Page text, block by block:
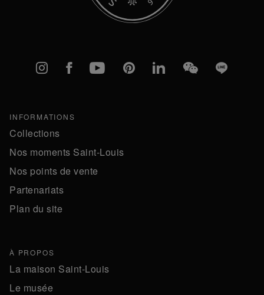
Instagram
FacebookYouTubePinterestlinkedInWeChatLine
INFORMATIONS
Collections
Nos moments Saint-Louis
Nos points de vente
Partenariats
Plan du site
À PROPOS
La maison Saint-Louis
Le musée